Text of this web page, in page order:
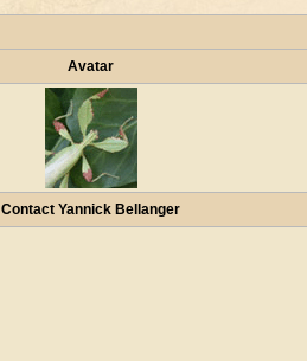
Avatar
Contact Yannick Bellanger